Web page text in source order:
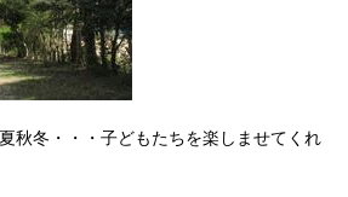
秋冬・・・子どもたちを楽しませてくれ